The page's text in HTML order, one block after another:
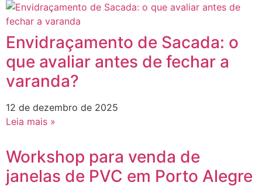
Envidraçamento de Sacada: o
que avaliar antes de fechar a
varanda?
12 de dezembro de 2025
Leia mais »
Workshop para venda de
janelas de PVC em Porto Alegre